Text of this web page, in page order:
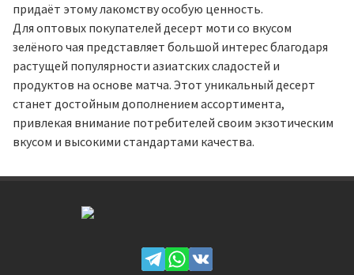
придаёт этому лакомству особую ценность.
Для оптовых покупателей десерт моти со вкусом
зелёного чая представляет большой интерес благодаря
растущей популярности азиатских сладостей и
продуктов на основе матча. Этот уникальный десерт
станет достойным дополнением ассортимента,
привлекая внимание потребителей своим экзотическим
вкусом и высокими стандартами качества.